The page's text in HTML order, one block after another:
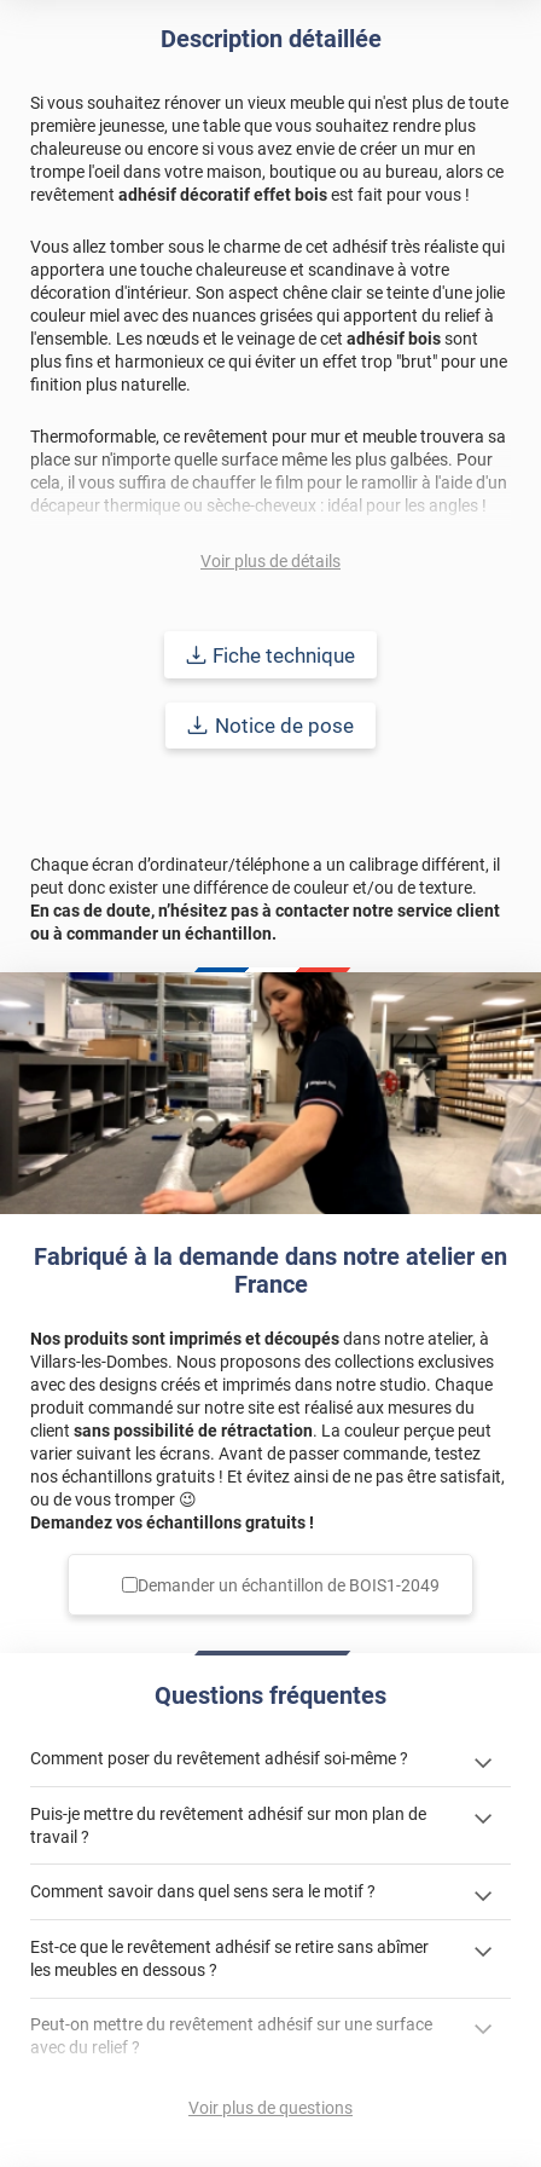
Fabriqué à la demande dans notre atelier en
France
Nos produits sont imprimés et découpésdans notre atelier, à
Villars-les-Dombes. Nous proposons des collections exclusives
avec des designs créés et imprimés dans notre studio. Chaque
produit commandé sur notre site est réalisé aux mesures du
client sans possibilité de rétractation. La couleur perçue peut
varier suivant les écrans. Avant de passer commande, testez
nos échantillons gratuits ! Et évitez ainsi de ne pas être satisfait,
ou de vous tromper 😉
Demandez vos échantillons gratuits !
Demander un échantillon de BOIS1-2049
Questions fréquentes
Comment poser du revêtement adhésif soi-même ?
« Comment poser un revêtement adhésif ? »
Puis-je mettre du revêtement adhésif sur mon plan de
travail ?
"Peut-on installer du
Comment savoir dans quel sens sera le motif ?
Est-ce que le revêtement adhésif se retire sans abîmer
les meubles en dessous ?
Peut-on mettre du revêtement adhésif sur une surface
avec du relief ?
Peut-on mettre du revêtement adhésif sur du carrelage
Voir plus de questions
Description détaillée
Si vous souhaitez rénover un vieux meuble qui n'est plus de toute
première jeunesse, une table que vous souhaitez rendre plus
chaleureuse ou encore si vous avez envie de créer un mur en
trompe l'oeil dans votre maison, boutique ou au bureau, alors ce
revêtement adhésif décoratif effet boisest fait pour vous !
Vous allez tomber sous le charme de cet adhésif très réaliste qui
apportera une touche chaleureuse et scandinave à votre
décoration d'intérieur. Son aspect chêne clair se teinte d'une jolie
couleur miel avec des nuances grisées qui apportent du relief à
l'ensemble. Les nœuds et le veinage de cet adhésif boissont
plus fins et harmonieux ce qui éviter un effet trop "brut" pour une
finition plus naturelle.
Thermoformable, ce revêtement pour mur et meuble trouvera sa
place sur n'importe quelle surface même les plus galbées. Pour
cela, il vous suffira de chauffer le film pour le ramollir à l'aide d'un
décapeur thermique ou sèche-cheveux : idéal pour les angles !
A noter également que ce revêtement chêne clair couleur miel est
Mixé avec du marbre blanc ou du béton, cet adhésif chêne clair
Durabilité: 10 ans en pose intérieur (anti craquèlement,
écaillage, délamination et jaunissement)
véritable, nous vous conseillons de faire une demande
d'échantillons gratuite.
Voir plus de détails
Fiche technique
Notice de pose
Chaque écran d’ordinateur/téléphone a un calibrage différent, il
peut donc exister une différence de couleur et/ou de texture.
En cas de doute, n’hésitez pas à contacter notre service client
ou à commander un échantillon.